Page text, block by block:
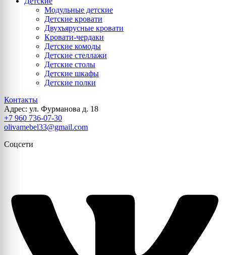
Модульные детские
Детские кровати
Двухъярусные кровати
Кровати-чердаки
Детские комоды
Детские стеллажи
Детские столы
Детские шкафы
Детские полки
Контакты
Адрес: ул. Фурманова д. 18
+7 960 736-07-30
olivamebel33@gmail.com
Соцсети